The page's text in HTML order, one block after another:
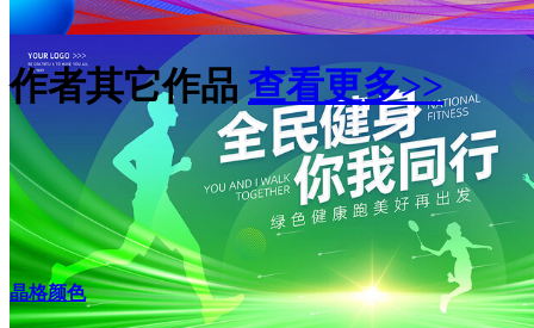
作者其它作品 查看更多>>
晶格颜色